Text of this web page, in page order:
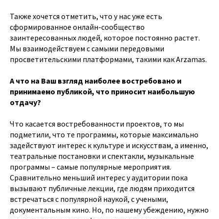
Также хочется отметить, что у нас уже есть
сформированное онлайн-сообщество
заинтересованных людей, которое постоянно растет.
Мы взаимодействуем с самыми передовыми
просветительскими платформами, такими как Arzamas.
А что на Ваш взгляд наиболее востребовано и
принимаемо публикой, что приносит наибольшую
отдачу?
Что касается востребованности проектов, то мы
подметили, что те программы, которые максимально
задействуют интерес к культуре и искусствам, а именно,
театральные постановки и спектакли, музыкальные
программы – самые популярные мероприятия.
Сравнительно меньший интерес у аудитории пока
вызывают публичные лекции, где людям приходится
встречаться с популярной наукой, с учеными,
документальным кино. Но, по нашему убеждению, нужно